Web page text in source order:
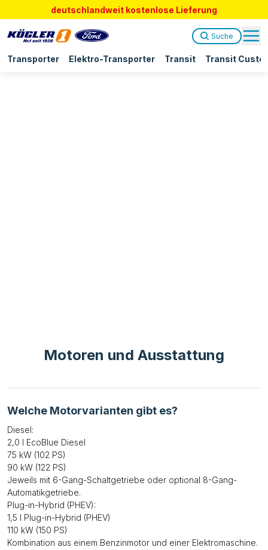
deutschlandweit kostenlose Lieferung
Transporter Elektro-Transporter Transit Transit
Suche
Motoren und Ausstattung
Welche Motorvarianten gibt es?
Diesel:
2,0 l EcoBlue Diesel
75 kW (102 PS)
90 kW (122 PS)
Jeweils mit 6-Gang-Schaltgetriebe oder optional 8-Gang-
Automatikgetriebe.
Plug-in-Hybrid (PHEV):
1,5 l Plug-in-Hybrid (PHEV)
110 kW (150 PS)
Kombination aus einem Benzinmotor und einer Elektromaschine.